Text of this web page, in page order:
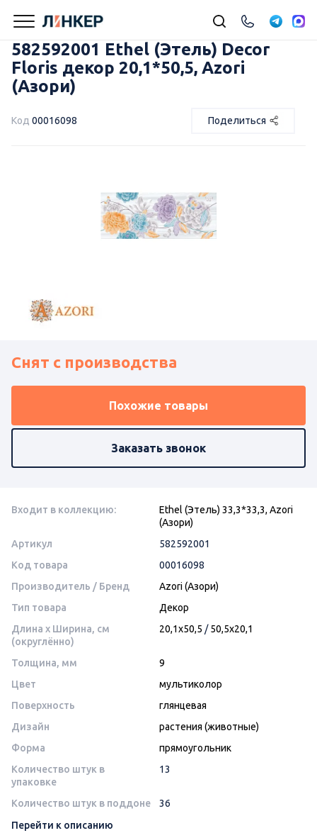
582592001 Ethel (Этель) Decor
Floris декор 20,1*50,5, Azori
(Азори)
Код 00016098 Поделиться
Снят с производства
Похожие товары
Заказать звонок
Входит в коллекцию:
Ethel (Этель) 33,3*33,3, Azori
(Азори)
Артикул
582592001
Код товара
00016098
Производитель / Бренд
Azori (Азори)
Тип товара
Декор
Длина x Ширина, см
(округлённо)
20,1x50,5 /50,5x20,1
Толщина, мм
9
Цвет
мультиколор
Поверхность
глянцевая
Дизайн
растения (животные)
Форма
прямоугольник
Количество штук в
упаковке
13
Количество штук в поддоне
36
Перейти к описанию